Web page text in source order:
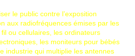
le public contre l’exposition
aux radiofréquences émises par les
ou cellulaires, les ordinateurs
les moniteurs pour bébés
industrie qui multiplie les antennes